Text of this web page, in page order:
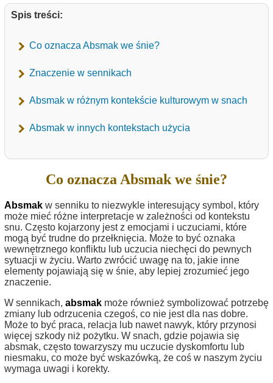
Spis treści:
Co oznacza Absmak we śnie?
Znaczenie w sennikach
Absmak w różnym kontekście kulturowym w snach
Absmak w innych kontekstach użycia
Co oznacza Absmak we śnie?
Absmak w senniku to niezwykle interesujący symbol, który
może mieć różne interpretacje w zależności od kontekstu
snu. Często kojarzony jest z emocjami i uczuciami, które
mogą być trudne do przełknięcia. Może to być oznaka
wewnętrznego konfliktu lub uczucia niechęci do pewnych
sytuacji w życiu. Warto zwrócić uwagę na to, jakie inne
elementy pojawiają się w śnie, aby lepiej zrozumieć jego
znaczenie.
W sennikach, absmak może również symbolizować potrzebę
zmiany lub odrzucenia czegoś, co nie jest dla nas dobre.
Może to być praca, relacja lub nawet nawyk, który przynosi
więcej szkody niż pożytku. W snach, gdzie pojawia się
absmak, często towarzyszy mu uczucie dyskomfortu lub
niesmaku, co może być wskazówką, że coś w naszym życiu
wymaga uwagi i korekty.